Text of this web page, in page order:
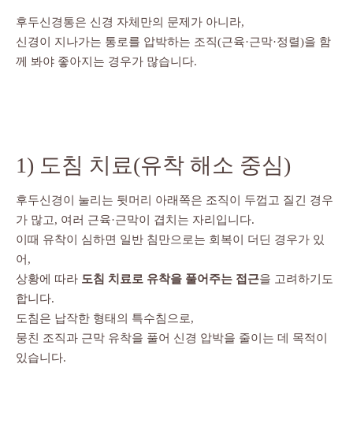
후두신경통은 신경 자체만의 문제가 아니라,
신경이 지나가는 통로를 압박하는 조직(근육·근막·정렬)을 함
께 봐야 좋아지는 경우가 많습니다.
1) 도침 치료(유착 해소 중심)
후두신경이 눌리는 뒷머리 아래쪽은 조직이 두껍고 질긴 경우
가 많고, 여러 근육·근막이 겹치는 자리입니다.
이때 유착이 심하면 일반 침만으로는 회복이 더딘 경우가 있
어,
상황에 따라 도침 치료로 유착을 풀어주는 접근을 고려하기도
합니다.
도침은 납작한 형태의 특수침으로,
뭉친 조직과 근막 유착을 풀어 신경 압박을 줄이는 데 목적이
있습니다.